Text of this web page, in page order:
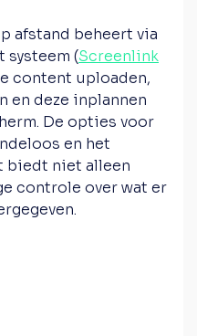
afstand beheert via
systeem (Screenlink
content uploaden,
en deze inplannen
De opties voor
en het
biedt niet alleen
controle over wat er